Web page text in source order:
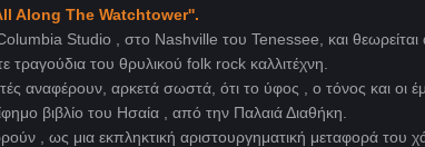
Along The Watchtower''.
Studio , στο Nashville του Tenessee, και θεωρείται
του θρυλικού folk rock καλλιτέχνη.
αναφέρουν, αρκετά σωστά, ότι το ύφος , ο τόνος και οι
βιβλίο του Ησαία , από την Παλαιά Διαθήκη.
, ως μια εκπληκτική αριστουργηματική μεταφορά του